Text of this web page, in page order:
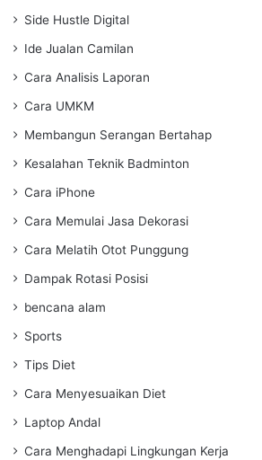
Side Hustle Digital
Ide Jualan Camilan
Cara Analisis Laporan
Cara UMKM
Membangun Serangan Bertahap
Kesalahan Teknik Badminton
Cara iPhone
Cara Memulai Jasa Dekorasi
Cara Melatih Otot Punggung
Dampak Rotasi Posisi
bencana alam
Sports
Tips Diet
Cara Menyesuaikan Diet
Laptop Andal
Cara Menghadapi Lingkungan Kerja